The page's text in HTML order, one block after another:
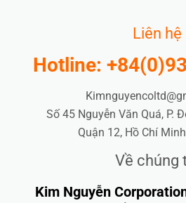
Liên hệ
Hotline:
Số 45 Nguyễn Văn Quá, P.
Quận 12, Hồ Chí
Về chúng
Kim Nguyễn